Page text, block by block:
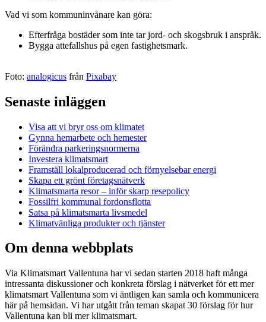
Vad vi som kommuninvånare kan göra:
Efterfråga bostäder som inte tar jord- och skogsbruk i anspråk.
Bygga attefallshus på egen fastighetsmark.
Foto: analogicus från Pixabay
Senaste inläggen
Visa att vi bryr oss om klimatet
Gynna hemarbete och hemester
Förändra parkeringsnormerna
Investera klimatsmart
Framställ lokalproducerad och förnyelsebar energi
Skapa ett grönt företagsnätverk
Klimatsmarta resor – inför skarp resepolicy
Fossilfri kommunal fordonsflotta
Satsa på klimatsmarta livsmedel
Klimatvänliga produkter och tjänster
Om denna webbplats
Via Klimatsmart Vallentuna har vi sedan starten 2018 haft många
intressanta diskussioner och konkreta förslag i nätverket för ett mer
klimatsmart Vallentuna som vi äntligen kan samla och kommunicera
här på hemsidan. Vi har utgått från teman skapat 30 förslag för hur
Vallentuna kan bli mer klimatsmart.